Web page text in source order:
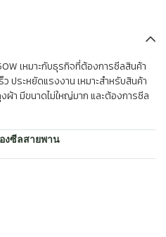
เหมาะกับธุรกิจที่ต้องการซีลสินค้า
ประหยัดแรงงาน เหมาะสำหรับสินค้า
า มีขนาดไม่ใหญ่มาก และต้องการซีล
งซีลสายพาน